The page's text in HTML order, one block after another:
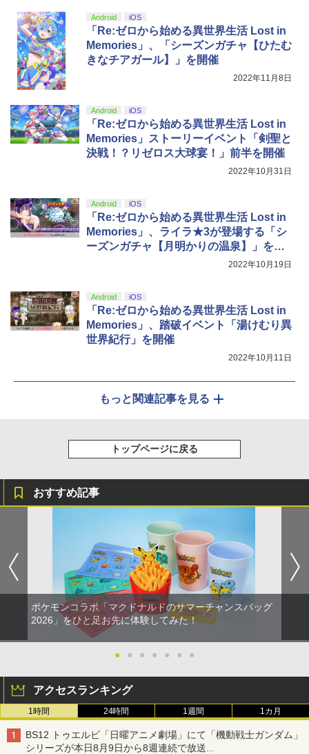
5
『映画 ラブライブ！蓮ノ空女学院スクー
ルアイドルクラブ Bloom Garden Part
￥8,589
Android iOS
「Re:ゼロから始める異世界生活 Lost in
Memories」、「シーズンガチャ【ひたむ
きなチアガール】」を開催
2022年11月8日
Android iOS
「Re:ゼロから始める異世界生活 Lost in
Memories」ストーリーイベント「剣聖と
決戦！？リゼロス大球宴！」前半を開催
2022年10月31日
Android iOS
「Re:ゼロから始める異世界生活 Lost in
Memories」、ライラ★3が登場する「シ
ーズンガチャ【月明かりの温泉】」を開
2022年10月19日
Android iOS
「Re:ゼロから始める異世界生活 Lost in
Memories」、踏破イベント「湯けむり異
世界紀行」を開催
2022年10月11日
もっと関連記事を見る
トップページに戻る
おすすめ記事
ポケモンコラボ「マクドナルドのサマーチャンスバッグ
2026」をひと足お先に体験してみた！
● ● ● ● ● ● ●
アクセスランキング
1時間 24時間 1週間 1カ月
BS12 トゥエルビ「日曜アニメ劇場」にて「機動戦士ガンダム」
シリーズが本日8月9日から8週連続で放送